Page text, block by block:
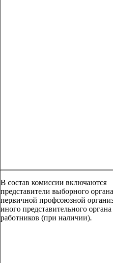
В состав комиссии включаются
представители выборного органа
первичной профсоюзной
иного представительного органа
работников (при наличии).